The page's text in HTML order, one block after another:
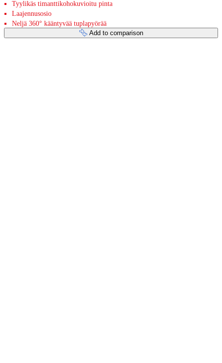
Tyylikäs timanttikohokuvioitu pinta
Laajennusosio
Neljä 360° kääntyvää tuplapyörää
Add to comparison